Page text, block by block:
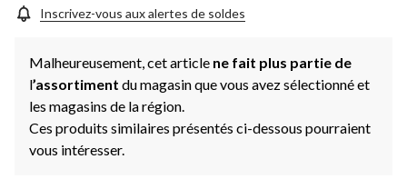
Inscrivez-vous aux alertes de soldes
Malheureusement, cet article ne fait plus partie de
l’assortiment du magasin que vous avez sélectionné et
les magasins de la région.
Ces produits similaires présentés ci-dessous pourraient
vous intéresser.